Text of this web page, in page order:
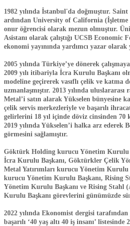
1982 yılında İstanbul'da doğmuştur. Saint
ardından University of California
onur öğrencisi olarak mezun olmuştur.
Asistanı olarak çalıştığı UCSB Economic
ekonomi yayınında yardımcı yazar olarak
​2005 yılında Türkiye’ye dönerek
2009 yılı itibariyla İcra Kurulu Başkanı
modeline geçirerek vasıflı çelik ve katma
uzmanlaşmıştır. 2013 yılında
Metal’i satın alarak Yükselen bünyesine
çelik servis merkezleriyle ve başarılı
gelirlerini 18 yıl içinde döviz cinsinden 70
2019 yılında Yükselen’i halka arz ederek
görmesini sağlamıştır.
Göktürk Holding kurucu Yönetim Kurulu
İcra Kurulu Başkanı, Göktürkler Çelik
Metal Yatırımları kurucu Yönetim Kurulu
kurucu Yönetim Kurulu Başkanı, Rising
Yönetim Kurulu Başkanı ve Rising Stahl
Kurulu Başkanı görevlerini günümüzde
2022 yılında Ekonomist dergisi
başarılı ‘40 yaş altı 40 iş insanı’ listesinde